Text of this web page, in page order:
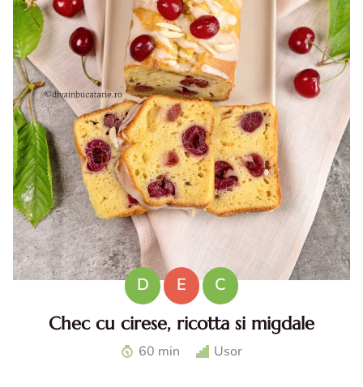
D E
C
Chec cu cirese, ricotta si migdale
Chec cu cirese. Chec cu ricotta. Desert cu cirese. Reteta
chec pufos cu cirese. Chec de casa cu cirese. Prajitura cu
60 min Usor